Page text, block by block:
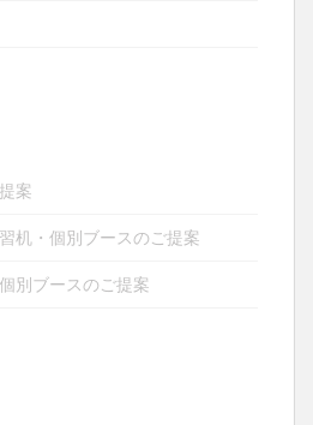
案
机・個別ブースのご提案
別ブースのご提案